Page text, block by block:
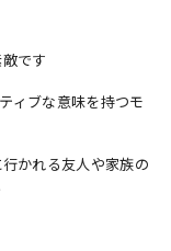
です
ィブな意味を持つモ
かれる友人や家族の